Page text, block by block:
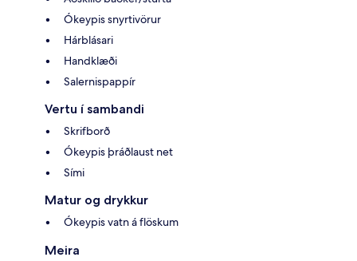
Ókeypis snyrtivörur
Hárblásari
Handklæði
Salernispappír
Vertu í sambandi
Skrifborð
Ókeypis þráðlaust net
Sími
Matur og drykkur
Ókeypis vatn á flöskum
Meira